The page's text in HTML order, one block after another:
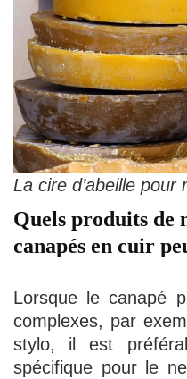
La cire d’abeille
Quels produits de
canapés en cuir
Lorsque le canapé
complexes, par
stylo, il est
spécifique pour le